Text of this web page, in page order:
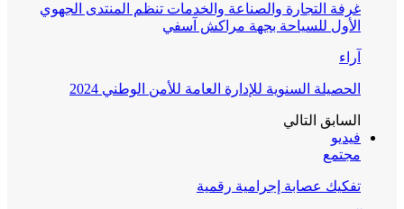
غرفة التجارة والصناعة والخدمات تنظم المنتدى الجهوي
الأول للسياحة بجهة مراكش آسفي
آراء
الحصيلة السنوية للإدارة العامة للأمن الوطني 2024
السابق التالي
فيديو
مجتمع
تفكيك عصابة إجرامية رقمية